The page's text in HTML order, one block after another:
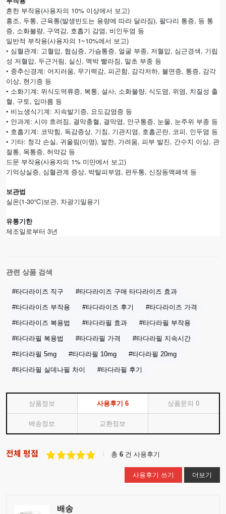
흔한 부작용(사용자의 10% 이상에서 보고)
홍조, 두통, 근육통(발생빈도는 용량에 따라 달라짐), 팔다리 통증, 등 통
증, 소화불량, 구역감, 호흡기 감염, 비인두염 등
일반적 부작용(사용자의 1~10%에서 보고)
• 심혈관계: 고혈압, 협심증, 가슴통증, 얼굴 부종, 저혈압, 심근경색, 기립
성 저혈압, 두근거림, 실신, 맥박 빨라짐, 말초 부종 등
• 중추신경계: 어지러움, 무기력감, 피곤함, 감각저하, 불면증, 통증, 감각
이상, 현기증 등
• 소화기계: 위식도역류증, 복통, 설사, 소화불량, 식도염, 위염, 치질성 출
혈, 구토, 입마름 등
• 비뇨생식기계: 지속발기증, 요도감염증 등
• 안과계: 시야 흐려짐, 결막충혈, 결막염, 안구통증, 눈물, 눈주위 부종 등
• 호흡기계: 코막힘, 독감증상, 기침, 기관지염, 호흡곤란, 코피, 인두염 등
• 기타: 청각 손실, 귀울림(이명), 발한, 가려움, 피부 발진, 간수치 이상, 관
절통, 목통증, 허약감 등
드문 부작용(사용자의 1% 미만에서 보고)
기억상실증, 심혈관계 증상, 박탈피부염, 편두통, 신장동맥폐색 등
보관법
실온(1-30℃)보관, 차광기밀용기
유통기한
제조일로부터 3년
관련 상품 검색
#타다라이즈 직구 #타다라이즈 구매 타다라이즈 효과
#타다라이즈 부작용 #타다라이즈 후기 #타다라이즈 가격
#타다라이즈 복용법 #타다라필 효과 #타다라필 부작용
#타다라필 복용법 #타다라필 가격 #타다라필 지속시간
#타다라필 5mg #타다라필 10mg #타다라필 20mg
#타다라필 실데나필 차이 #타다라필 후기
상품정보 사용후기 6 상품문의0
배송정보 교환정보
전체 평점 총 6 건 사용후기
사용후기 쓰기 더보기
배송